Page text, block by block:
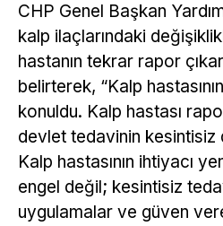
CHP Genel Başkan
kalp ilaçlarındaki
hastanın tekrar rapor
belirterek, “Kalp
konuldu. Kalp hastası
devlet tedavinin kesintisiz
Kalp hastasının ihtiyacı
engel değil; kesintisiz
uygulamalar ve güven